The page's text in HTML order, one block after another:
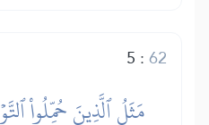
5 :62
مَثَلُ ٱلَّذِينَ حُمِّلُواْ